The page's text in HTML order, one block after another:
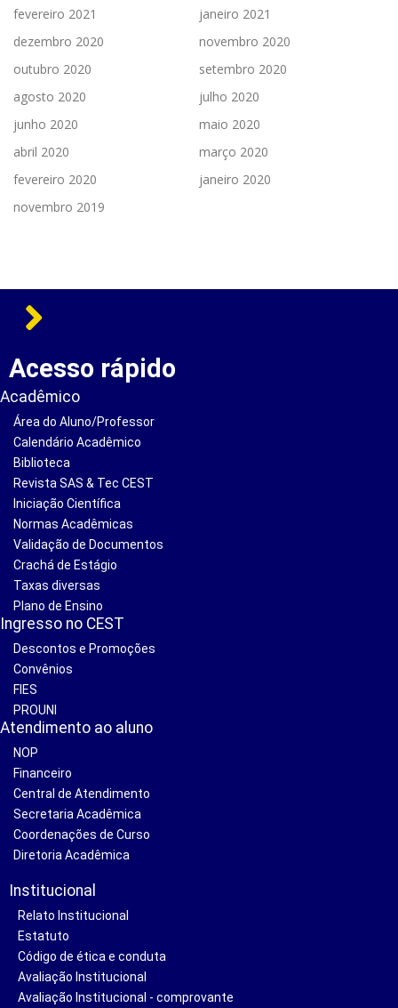
fevereiro 2021
janeiro 2021
dezembro 2020
novembro 2020
outubro 2020
setembro 2020
agosto 2020
julho 2020
junho 2020
maio 2020
abril 2020
março 2020
fevereiro 2020
janeiro 2020
novembro 2019
Acesso rápido
Acadêmico
Área do Aluno/Professor
Calendário Acadêmico
Biblioteca
Revista SAS & Tec CEST
Iniciação Científica
Normas Acadêmicas
Validação de Documentos
Crachá de Estágio
Taxas diversas
Plano de Ensino
Ingresso no CEST
Descontos e Promoções
Convênios
FIES
PROUNI
Atendimento ao aluno
NOP
Financeiro
Central de Atendimento
Secretaria Acadêmica
Coordenações de Curso
Diretoria Acadêmica
Institucional
Relato Institucional
Estatuto
Código de ética e conduta
Avaliação Institucional
Avaliação Institucional - comprovante